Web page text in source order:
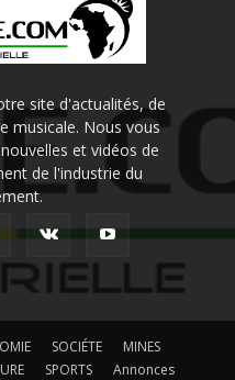
site d'actualités, de
musicale. Nous vous
et vidéos de
de l'industrie du
SOCIÉTE
MINES
SPORTS Annonces